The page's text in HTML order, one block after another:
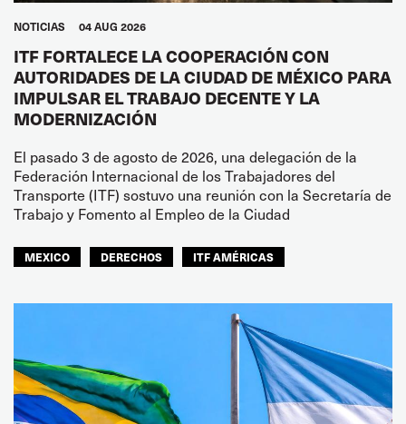
NOTICIAS 04 AUG 2026
ITF FORTALECE LA COOPERACIÓN CON
AUTORIDADES DE LA CIUDAD DE MÉXICO PARA
IMPULSAR EL TRABAJO DECENTE Y LA
MODERNIZACIÓN
El pasado 3 de agosto de 2026, una delegación de la
Federación Internacional de los Trabajadores del
Transporte (ITF) sostuvo una reunión con la Secretaría de
Trabajo y Fomento al Empleo de la Ciudad
MEXICO DERECHOS ITF AMÉRICAS